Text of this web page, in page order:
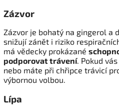
Zázvor
Zázvor je bohatý na gingerol a
snižují zánět i riziko
má vědecky prokázané
podporovat trávení. Pokud
nebo máte při chřipce trávicí
výbornou volbou.
Lípa